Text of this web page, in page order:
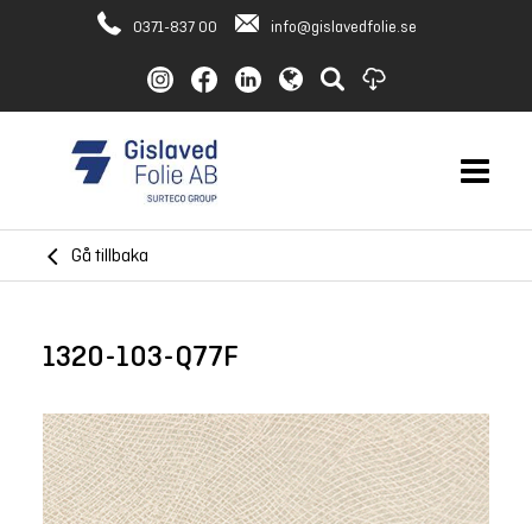
0371-837 00 info@gislavedfolie.se
Gå tillbaka
1320-103-Q77F